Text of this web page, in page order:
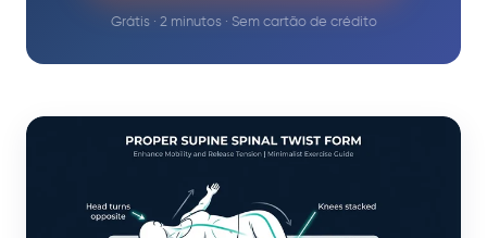
Grátis · 2 minutos · Sem cartão de crédito